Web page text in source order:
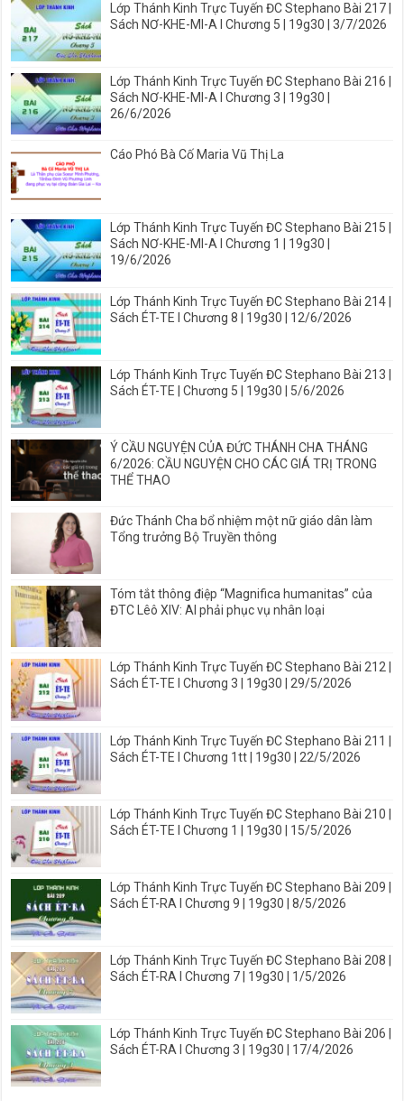
Lớp Thánh Kinh Trực Tuyến ĐC Stephano Bài 217 |
Sách NƠ-KHE-MI-A I Chương 5 | 19g30 | 3/7/2026
Lớp Thánh Kinh Trực Tuyến ĐC Stephano Bài 216 |
Sách NƠ-KHE-MI-A I Chương 3 | 19g30 |
26/6/2026
Cáo Phó Bà Cố Maria Vũ Thị La
Lớp Thánh Kinh Trực Tuyến ĐC Stephano Bài 215 |
Sách NƠ-KHE-MI-A I Chương 1 | 19g30 |
19/6/2026
Lớp Thánh Kinh Trực Tuyến ĐC Stephano Bài 214 |
Sách ÉT-TE I Chương 8 | 19g30 | 12/6/2026
Lớp Thánh Kinh Trực Tuyến ĐC Stephano Bài 213 |
Sách ÉT-TE | Chương 5 | 19g30 | 5/6/2026
Ý CẦU NGUYỆN CỦA ĐỨC THÁNH CHA THÁNG
6/2026: CẦU NGUYỆN CHO CÁC GIÁ TRỊ TRONG
THỂ THAO
Đức Thánh Cha bổ nhiệm một nữ giáo dân làm
Tổng trưởng Bộ Truyền thông
Tóm tắt thông điệp “Magnifica humanitas” của
ĐTC Lêô XIV: AI phải phục vụ nhân loại
Lớp Thánh Kinh Trực Tuyến ĐC Stephano Bài 212 |
Sách ÉT-TE I Chương 3 | 19g30 | 29/5/2026
Lớp Thánh Kinh Trực Tuyến ĐC Stephano Bài 211 |
Sách ÉT-TE I Chương 1tt | 19g30 | 22/5/2026
Lớp Thánh Kinh Trực Tuyến ĐC Stephano Bài 210 |
Sách ÉT-TE I Chương 1 | 19g30 | 15/5/2026
Lớp Thánh Kinh Trực Tuyến ĐC Stephano Bài 209 |
Sách ÉT-RA I Chương 9 | 19g30 | 8/5/2026
Lớp Thánh Kinh Trực Tuyến ĐC Stephano Bài 208 |
Sách ÉT-RA I Chương 7 | 19g30 | 1/5/2026
Lớp Thánh Kinh Trực Tuyến ĐC Stephano Bài 206 |
Sách ÉT-RA I Chương 3 | 19g30 | 17/4/2026